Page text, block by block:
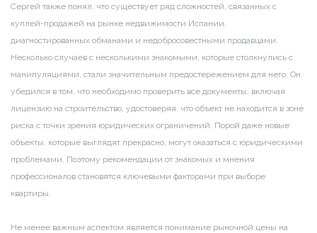
Сергей также понял, что существует ряд сложностей, связанных с
куплей-продажей на рынке недвижимости Испании,
диагностированных обманами и недобросовестными продавцами.
Несколько случаев с несколькими знакомыми, которые столкнулись с
манипуляциями, стали значительным предостережением для него. Он
убедился в том, что необходимо проверить все документы, включая
лицензию на строительство, удостоверяя, что объект не находится в зоне
риска с точки зрения юридических ограничений. Порой даже новые
объекты, которые выглядят прекрасно, могут оказаться с юридическими
проблемами. Поэтому рекомендации от знакомых и мнения
профессионалов становятся ключевыми факторами при выборе
квартиры.
Не менее важным аспектом является понимание рыночной цены на